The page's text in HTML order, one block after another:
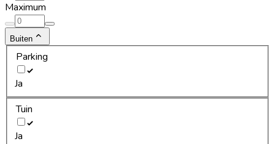
Maximum
Buiten
Parking
Ja
Tuin
Ja